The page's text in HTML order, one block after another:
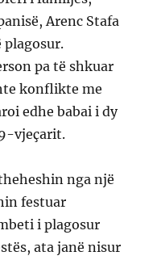
Arenc Stafa
plagosur.
pa të shkuar
konflikte me
edhe babai i dy
vjeçarit.
nga një
festuar
i plagosur
ata janë nisur